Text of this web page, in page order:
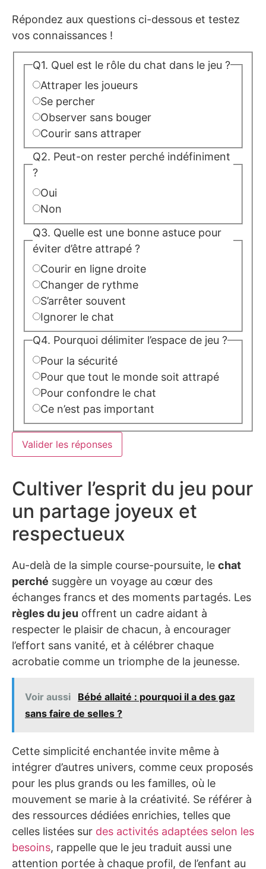
Répondez aux questions ci-dessous et testez
vos connaissances !
Q1. Quel est le rôle du chat dans le jeu ?
Attraper les joueurs
Se percher
Observer sans bouger
Courir sans attraper
Q2. Peut-on rester perché indéfiniment
?
Oui
Non
Q3. Quelle est une bonne astuce pour
éviter d’être attrapé ?
Courir en ligne droite
Changer de rythme
S’arrêter souvent
Ignorer le chat
Q4. Pourquoi délimiter l’espace de jeu ?
Pour la sécurité
Pour que tout le monde soit attrapé
Pour confondre le chat
Ce n’est pas important
Valider les réponses
Cultiver l’esprit du jeu pour
un partage joyeux et
respectueux
Au-delà de la simple course-poursuite, le chat
perché suggère un voyage au cœur des
échanges francs et des moments partagés. Les
règles du jeu offrent un cadre aidant à
respecter le plaisir de chacun, à encourager
l’effort sans vanité, et à célébrer chaque
acrobatie comme un triomphe de la jeunesse.
Voir aussi
Bébé allaité : pourquoi il a des gaz
sans faire de selles ?
Cette simplicité enchantée invite même à
intégrer d’autres univers, comme ceux proposés
pour les plus grands ou les familles, où le
mouvement se marie à la créativité. Se référer à
des ressources dédiées enrichies, telles que
celles listées sur des activités adaptées selon les
besoins, rappelle que le jeu traduit aussi une
attention portée à chaque profil, de l’enfant au